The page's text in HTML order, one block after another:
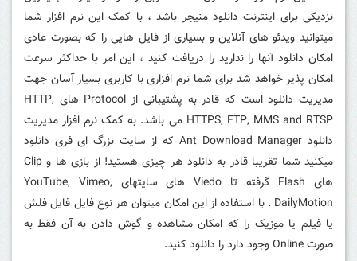
نزدیکی برای اینترنت دانلود منیجر باشد ، با کمک این نرم افزار شما
میتوانید ویدئو های آنلاین و بسیاری از فایل هایی را که بصورت عادی
امکان دانلود آنها را ندارید را دریافت کنید ، این امر با حداکثر سرعت
امکان پذیر خواهد شد برای شما نرم‌ افزاری با کاربری بسیار آسان جهت
مدیریت دانلود است که قادر به پشتیبانی از Protocol های HTTP,
HTTPS, FTP, MMS and RTSP می باشد. به کمک نرم افزار مدیریت
دانلود Ant Download Manager که از سایت بزرگ ای فری دانلود
میکنید شما تقریبا قادر به دانلود هر چیزی هستید! از بازی ها و Clip
های Flash گرفته تا Viedo های سایتهای YouTube, Vimeo,
DailyMotion . با استفاده از این امکان میتوان هر نوع فایل فایل فلش
یا فیلم یا موزیک را که امکان مشاهده و گوش دادن به آن فقط به
صورت Online وجود دارد را دانلود کنید.